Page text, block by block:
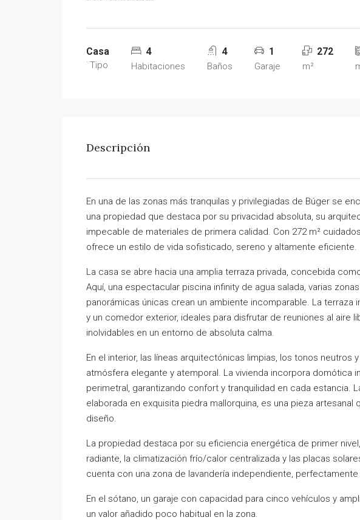
Casa
¨Tipo
4
Habitaciones
4
Baños
1
Garaje
272
m²
Descripción
En una de las zonas más tranquilas y privilegiadas de Búger se
una propiedad que destaca por su privacidad absoluta, su
impecable de materiales de primera calidad. Con 272 m²
ofrece un estilo de vida sofisticado, sereno y altamente eficiente.
La casa se abre hacia una amplia terraza privada, concebida
Aquí, una espectacular piscina infinity de agua salada, varias
panorámicas únicas crean un ambiente incomparable. La terraza
y un comedor exterior, ideales para disfrutar de reuniones al aire
inolvidables en un entorno de absoluta calma.
En el interior, las líneas arquitectónicas limpias, los tonos neutros
atmósfera elegante y atemporal. La vivienda incorpora domótica
perimetral, garantizando confort y tranquilidad en cada estancia.
elaborada en exquisita piedra mallorquina, es una pieza
diseño.
La propiedad destaca por su eficiencia energética de primer
radiante, la climatización frío/calor centralizada y las placas
cuenta con una zona de lavandería independiente,
En el sótano, un garaje con capacidad para cinco vehículos y
un valor añadido poco habitual en la zona.